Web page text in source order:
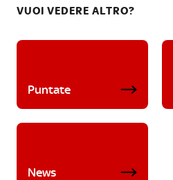
VUOI VEDERE ALTRO?
Puntate
News